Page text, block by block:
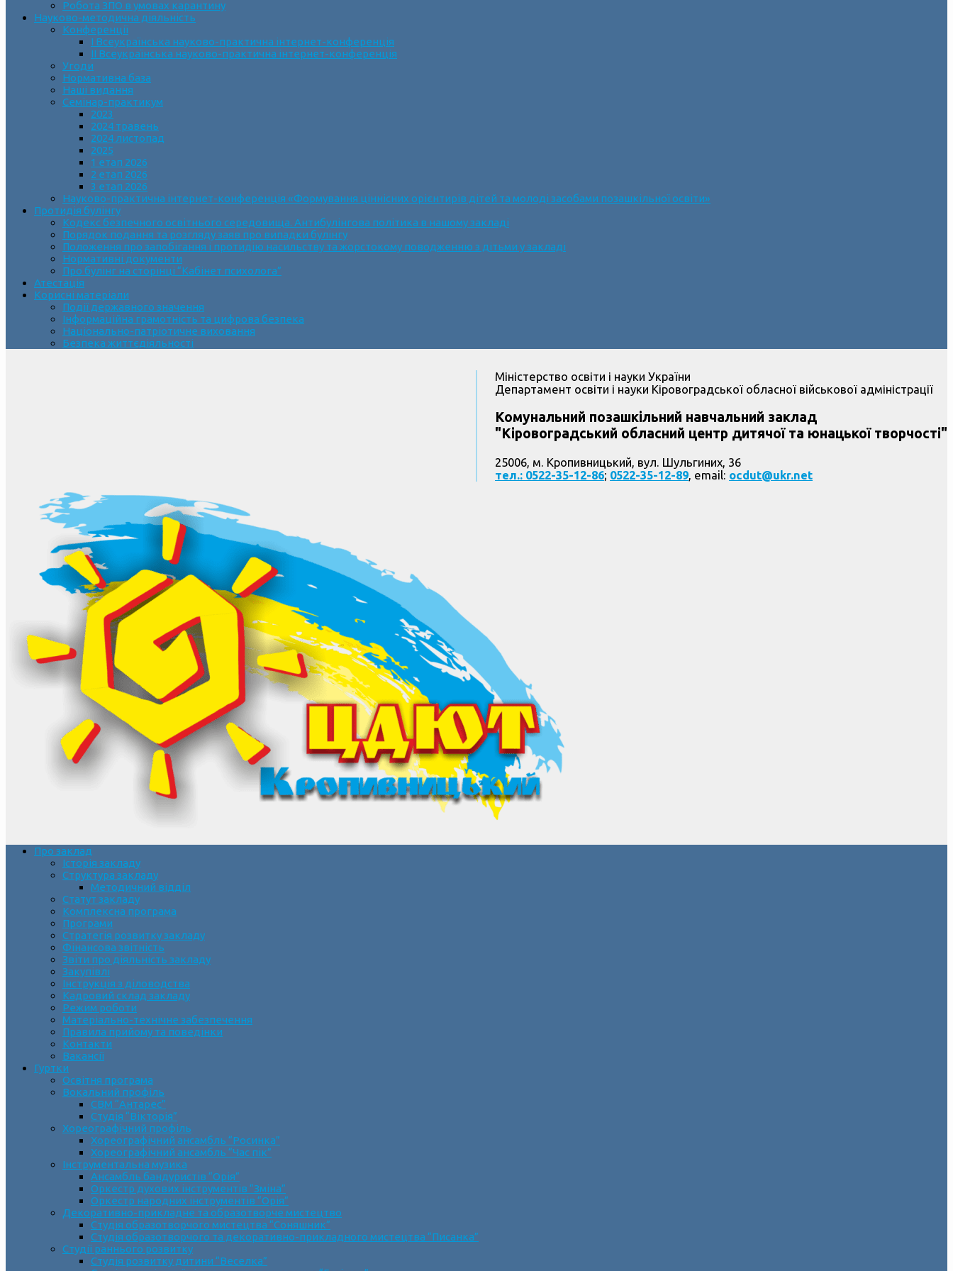
Робота ЗПО в умовах карантину
Науково-методична діяльність
Конференції
І Всеукраїнська науково-практична інтернет-конференція
ІІ Всеукраїнська науково-практична інтернет-конференція
Угоди
Нормативна база
Наші видання
Семінар-практикум
2023
2024 травень
2024 листопад
2025
1 етап 2026
2 етап 2026
3 етап 2026
Науково-практична інтернет-конференція «Формування ціннісних орієнтирів дітей та молоді засобами позашкільної освіти»
Протидія булінгу
Кодекс безпечного освітнього середовища. Антибулінгова політика в нашому закладі
Порядок подання та розгляду заяв про випадки булінгу
Положення про запобігання і протидію насильству та жорстокому поводженню з дітьми у закладі
Нормативні документи
Про булінг на сторінці “Кабінет психолога”
Атестація
Корисні матеріали
Події державного значення
Інформаційна грамотність та цифрова безпека
Національно-патріотичне виховання
Безпека життєдіяльності
Міністерство освіти і науки України
Департамент освіти і науки Кіровоградської обласної військової адміністрації
Комунальний позашкільний навчальний заклад
"Кіровоградський обласний центр дитячої та юнацької творчості"
25006, м. Кропивницький, вул. Шульгиних, 36
тел.: 0522-35-12-86; 0522-35-12-89, email: ocdut@ukr.net
Про заклад
Історія закладу
Структура закладу
Методичний відділ
Статут закладу
Комплексна програма
Програми
Стратегія розвитку закладу
Фінансова звітність
Звіти про діяльність закладу
Закупівлі
Інструкція з діловодства
Кадровий склад закладу
Режим роботи
Матеріально-технічне забезпечення
Правила прийому та поведінки
Контакти
Вакансії
Гуртки
Освітня програма
Вокальний профіль
СВМ “Антарес”
Студія “Вікторія”
Хореографічний профіль
Хореографічний ансамбль “Росинка”
Хореографічний ансамбль “Час пік”
Інструментальна музика
Ансамбль бандуристів “Орія”
Оркестр духових інструментів “Зміна”
Оркестр народних інструментів “Орія”
Декоративно-прикладне та образотворче мистецтво
Cтудія образотворчого мистецтва “Соняшник”
Студія образотворчого та декоративно-прикладного мистецтва “Писанка”
Студії раннього розвитку
Студія розвитку дитини “Веселка”